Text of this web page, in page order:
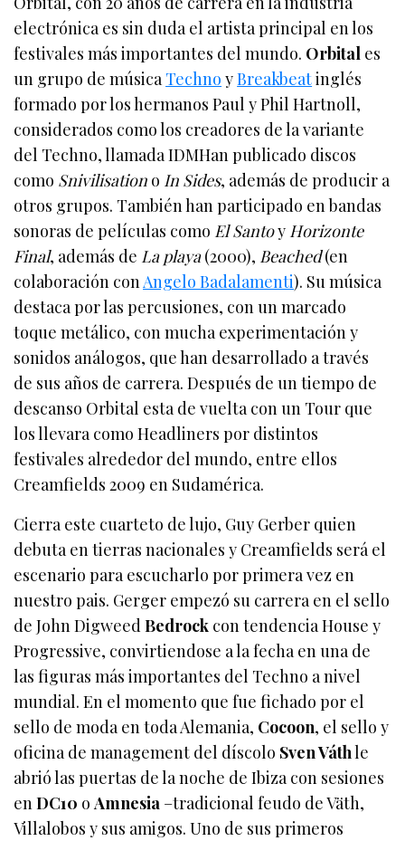
electrónica es sin duda el artista principal en los
festivales más importantes del mundo. Orbital es
un grupo de músicaTechno yBreakbeatinglés
formado por los hermanos Paul y Phil Hartnoll,
considerados como los creadores de la variante
del Techno, llamada IDMHan publicado discos
como Snivilisation o In Sides, además de producir a
otros grupos. También han participado en bandas
sonoras de películas como El Santoy Horizonte
Final, además de La playa(2000), Beached(en
colaboración conAngelo Badalamenti). Su música
destaca por las percusiones, con un marcado
toque metálico, con mucha experimentación y
sonidos análogos, que han desarrollado a través
de sus años de carrera. Después de un tiempo de
descanso Orbital esta de vuelta con un Tour que
los llevara como Headliners por distintos
festivales alrededor del mundo, entre ellos
Creamfields 2009 en Sudamérica.
Cierra este cuarteto de lujo, Guy Gerber quien
debuta en tierras nacionales y Creamfields será el
escenario para escucharlo por primera vez en
nuestro pais. Gerger empezó su carrera en el sello
de John DigweedBedrock con tendencia House y
Progressive, convirtiendose a la fecha en una de
las figuras más importantes del Techno a nivel
mundial. En el momento que fue fichado por el
sello de moda en toda Alemania, Cocoon, el sello y
oficina de management del díscolo Sven Váthle
abrió las puertas de la noche de Ibiza con sesiones
enDC10 oAmnesia –tradicional feudo de Väth,
Villalobos y sus amigos. Uno de sus primeros